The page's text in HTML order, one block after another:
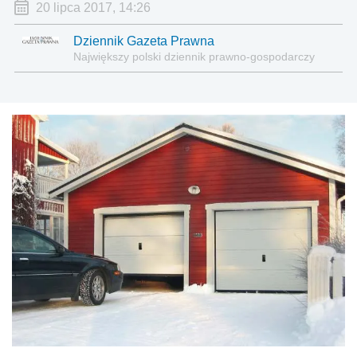
20 lipca 2017, 14:26
Dziennik Gazeta Prawna
Największy polski dziennik prawno-gospodarczy